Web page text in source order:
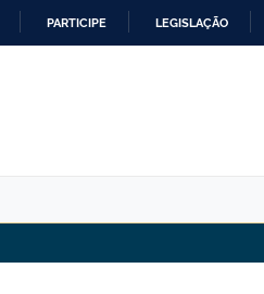
PARTICIPE LEGISLAÇÃO